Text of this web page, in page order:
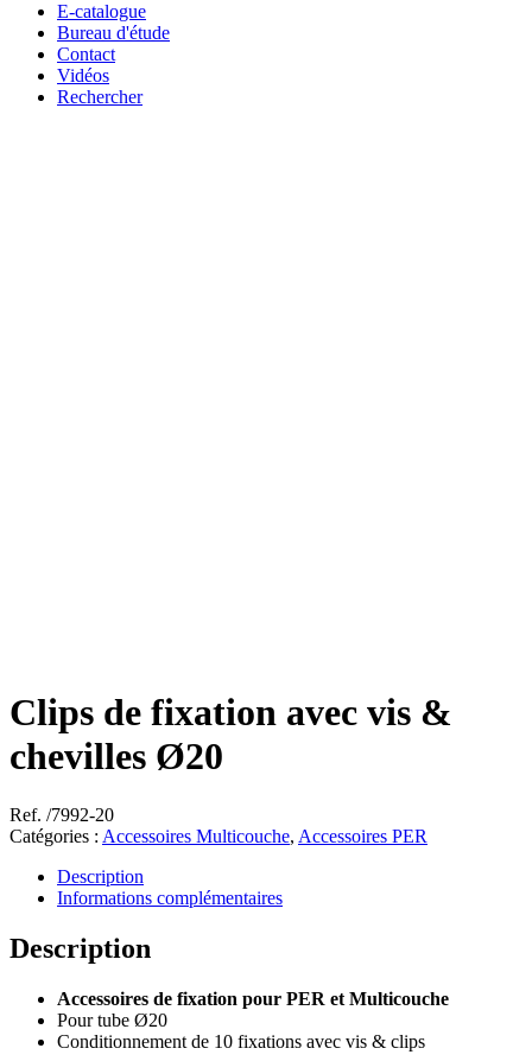
E-catalogue
Bureau d'étude
Contact
Vidéos
Rechercher
Clips de fixation avec vis &
chevilles Ø20
Ref. /7992-20
Catégories : Accessoires Multicouche, Accessoires PER
Description
Informations complémentaires
Description
Accessoires de fixation pour PER et Multicouche
Pour tube Ø20
Conditionnement de 10 fixations avec vis & clips